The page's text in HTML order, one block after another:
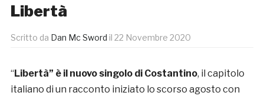
Libertà
Scritto da Dan Mc Sword il 22 Novembre 2020
“Libertà” è il nuovo singolo di Costantino, il capitolo
italiano di un racconto iniziato lo scorso agosto con